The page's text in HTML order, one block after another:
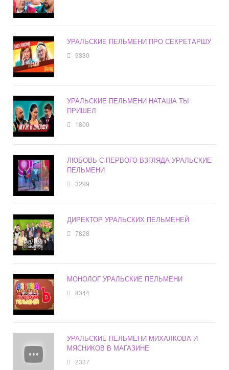
УРАЛЬСКИЕ ПЕЛЬМЕНИ ПРО СЕКРЕТАРШУ
9330
УРАЛЬСКИЕ ПЕЛЬМЕНИ НАТАША ТЫ
ПРИШЕЛ
1800
ЛЮБОВЬ С ПЕРВОГО ВЗГЛЯДА УРАЛЬСКИЕ
ПЕЛЬМЕНИ
3299
ДИРЕКТОР УРАЛЬСКИХ ПЕЛЬМЕНЕЙ
7828
МОНОЛОГ УРАЛЬСКИЕ ПЕЛЬМЕНИ
8344
УРАЛЬСКИЕ ПЕЛЬМЕНИ МИХАЛКОВА И
МЯСНИКОВ В МАГАЗИНЕ
2337